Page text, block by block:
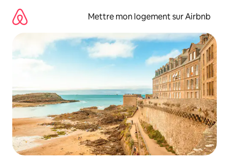
directement
contenu
Mettre mon logement sur Airbnb